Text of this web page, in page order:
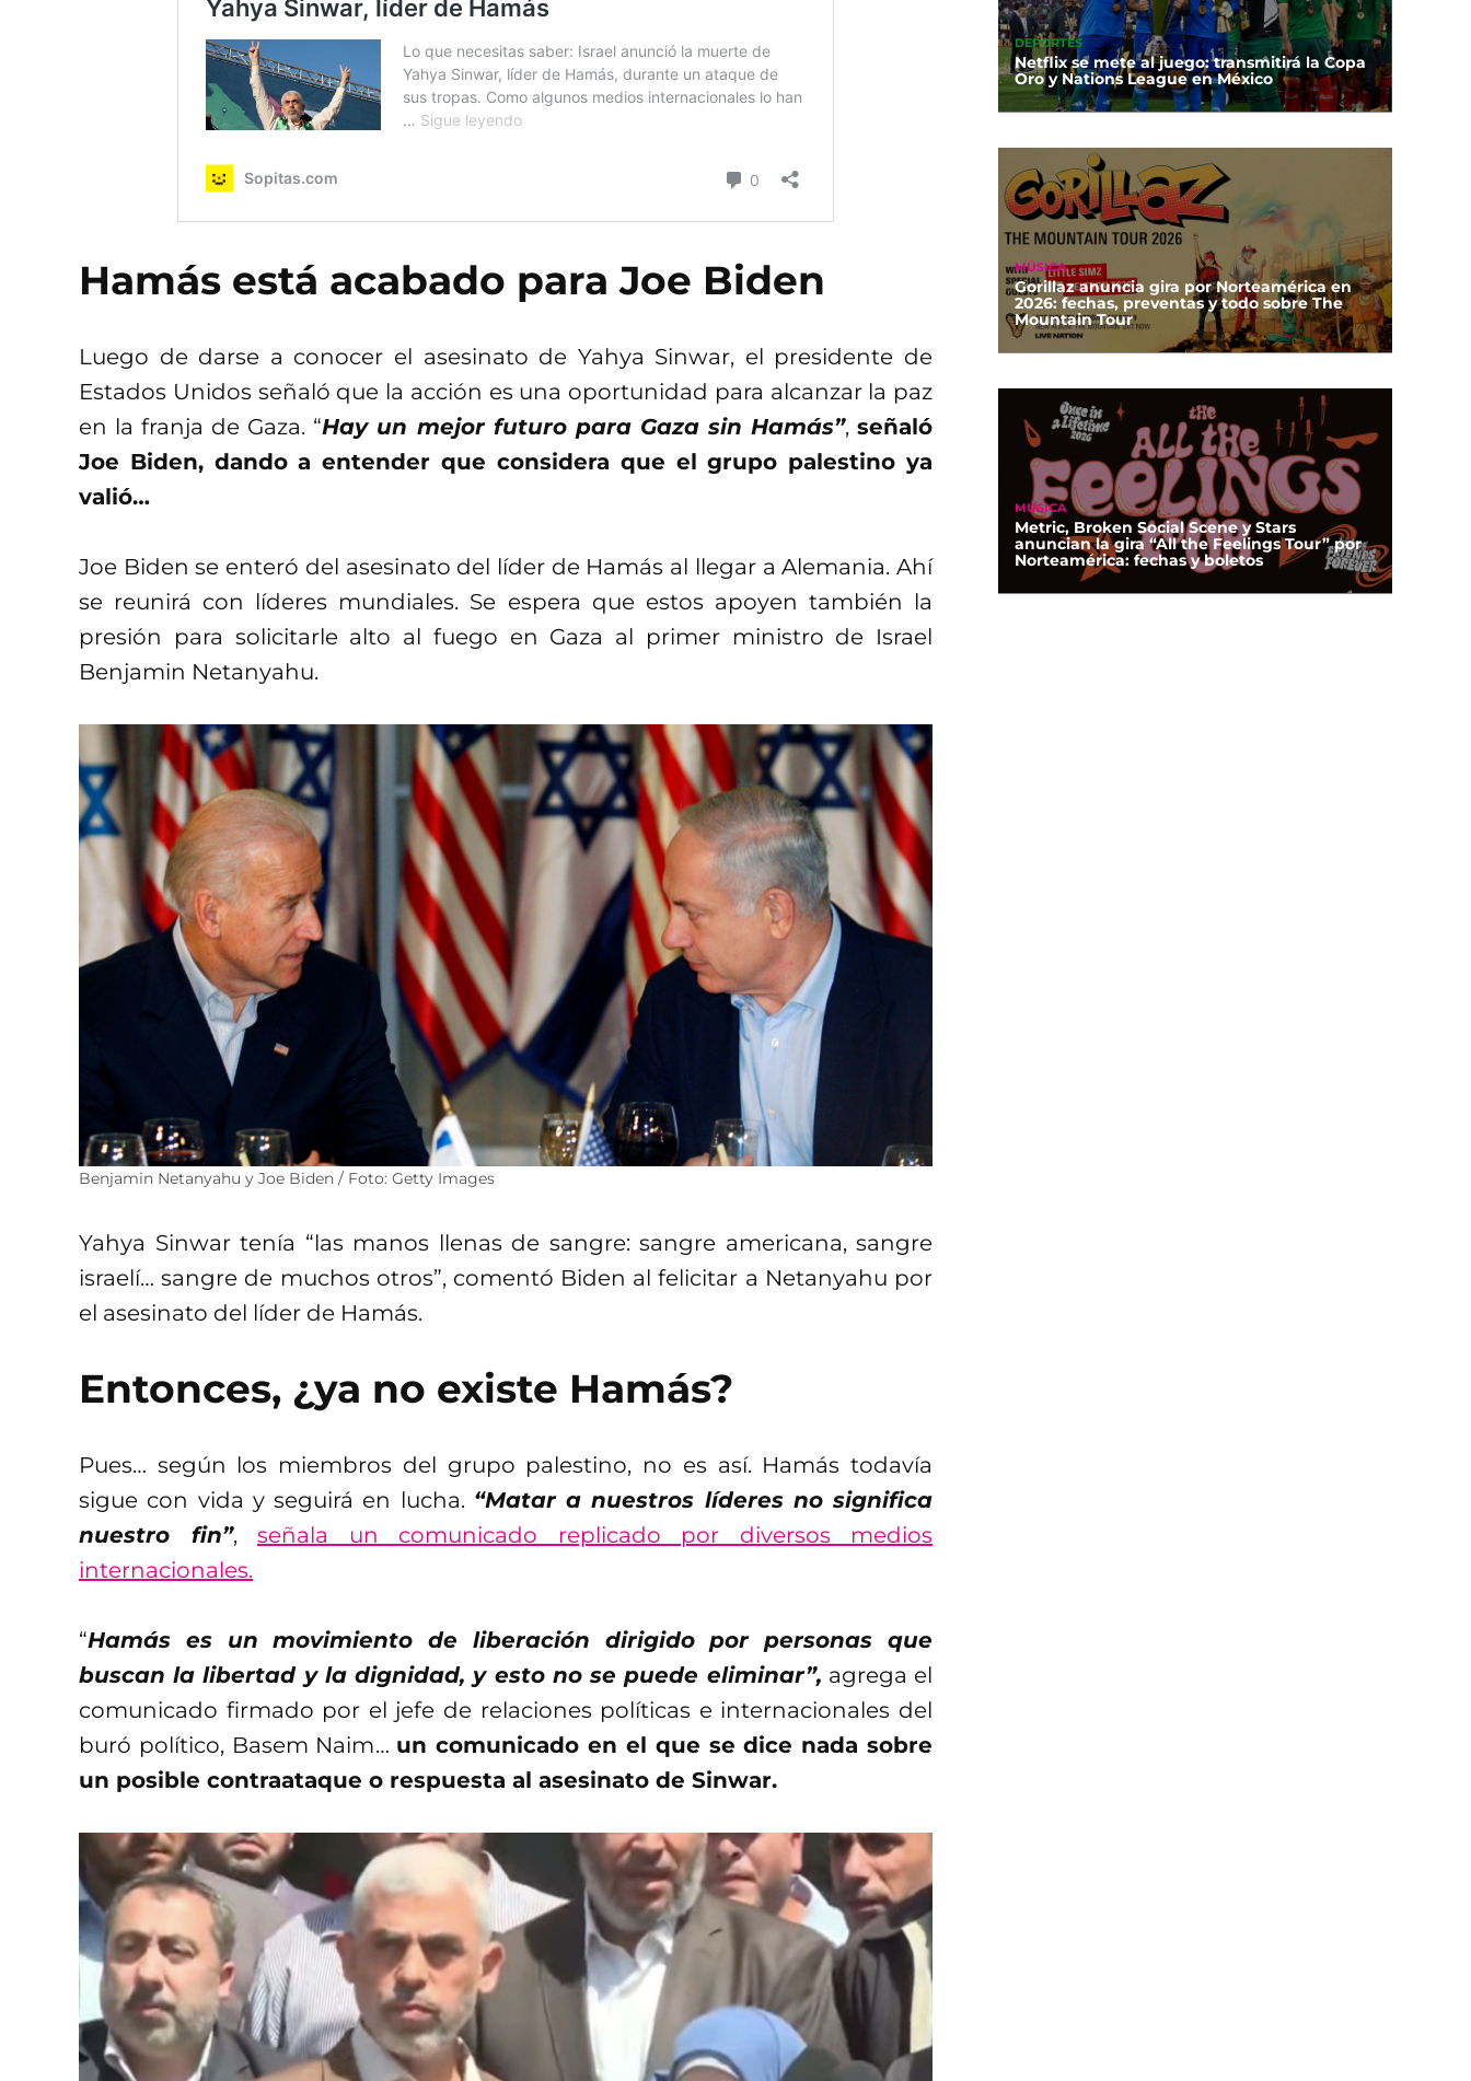
Hamás está acabado para Joe Biden
Luego de darse a conocer el asesinato de Yahya Sinwar, el presidente de
Estados Unidos señaló que la acción es una oportunidad para alcanzar la paz
en la franja de Gaza. “Hay un mejor futuro para Gaza sin Hamás”,señaló
Joe Biden, dando a entender que considera que el grupo palestino ya
valió…
Joe Biden se enteró del asesinato del líder de Hamás al llegar a Alemania. Ahí
se reunirá con líderes mundiales. Se espera que estos apoyen también la
presión para solicitarle alto al fuego en Gaza al primer ministro de Israel
Benjamin Netanyahu.
Benjamin Netanyahu y Joe Biden / Foto: Getty Images
Yahya Sinwar tenía “las manos llenas de sangre: sangre americana, sangre
israelí… sangre de muchos otros”, comentó Biden al felicitar a Netanyahu por
el asesinato del líder de Hamás.
Entonces, ¿ya no existe Hamás?
Pues… según los miembros del grupo palestino, no es así. Hamás todavía
sigue con vida y seguirá en lucha. “Matar a nuestros líderes no significa
nuestro fin”, señala un comunicado replicado por diversos medios
internacionales.
“Hamás es un movimiento de liberación dirigido por personas que
buscan la libertad y la dignidad, y esto no se puede eliminar”, agrega el
comunicado firmado por el jefe de relaciones políticas e internacionales del
buró político, Basem Naim… un comunicado en el que se dice nada sobre
un posible contraataque o respuesta al asesinato de Sinwar.
DEPORTES
Netflix se mete al juego: transmitirá la Copa
Oro y Nations League en México
MÚSICA
Gorillaz anuncia gira por Norteamérica en
2026: fechas, preventas y todo sobre The
Mountain Tour
MÚSICA
Metric, Broken Social Scene y Stars
anuncian la gira “All the Feelings Tour” por
Norteamérica: fechas y boletos